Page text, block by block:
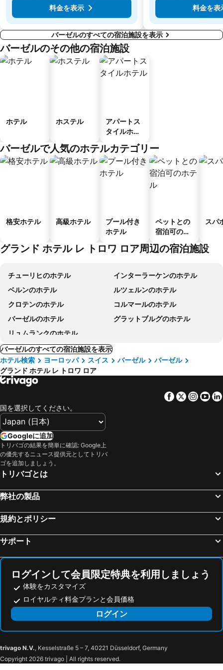
料金を表示
料金を表
バーゼルのすべての宿泊施設を表示
バーゼルのその他の宿泊施設
ホテル ホステル
アパートス
タイルホテ
バーゼルで人気のホテルカテゴリー
格安ホテル 高級ホテル
プール付き
ホテル
ペットとの
宿泊可のホ
スパ
グランド ホテル レ トロワ ロア周辺の宿泊施設
チューリヒのホテル
インターラーケンのホテル
ベルンのホテル
ルツェルンのホテル
クロテンのホテル
コルマールのホテル
バーゼルのホテル
グラットブルグのホテル
リュムランクのホテル
バーゼルのすべての宿泊施設を表示
ホテル検索
ヨーロッパ スイス バーゼル
バーゼル
グランド ホテル レ トロワ ロア
Facebook
Twitter
国を選択してください。
Googleに追加
トリバゴの結果を簡単に確認: Google上
の優先するニュース提供元としてトリバ
ゴを追加しましょう。
トリバゴとは
弊社の製品
規約とポリシー
サポート
ログインして会員限定特典を利用しましょう
体験をカスタマイズ
ロイヤルティ料金プランと会員価格
ログイン
trivago N.V., Kesselstraße 5 – 7, 40221 Düsseldorf, Germany
Copyright 2026 trivago | All rights reserved.